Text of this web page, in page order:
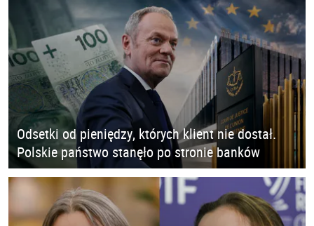
Odsetki od pieniędzy, których klient nie dostał.
Polskie państwo stanęło po stronie banków